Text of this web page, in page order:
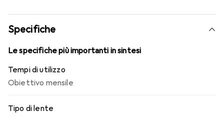
indossabilità che conosci. Comfort e assenza di fastidi per
tutto il giorno con le lenti mensili.
Specifiche
Le specifiche più importanti in sintesi
Tempi di utilizzo
Obiettivo mensile
Tipo di lente